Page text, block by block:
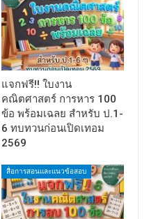
แจกฟรี!! ใบงาน
คณิตศาสตร์ การหาร 100
ข้อ พร้อมเฉลย สำหรับ ป.1-
6 ทบทวนก่อนเปิดเทอม
2569
สื่อการสอนและแนวข้อสอบ